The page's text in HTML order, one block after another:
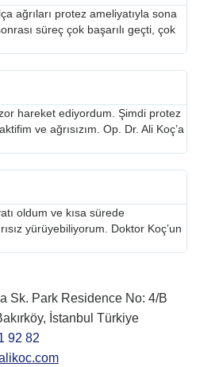
ağrıları protez ameliyatıyla sona
süreç çok başarılı geçti, çok
hareket ediyordum. Şimdi protez
ve ağrısızım. Op. Dr. Ali Koç’a
oldum ve kısa sürede
yürüyebiliyorum. Doktor Koç’un
Sk. Park Residence No: 4/B
İstanbul Türkiye
92 82